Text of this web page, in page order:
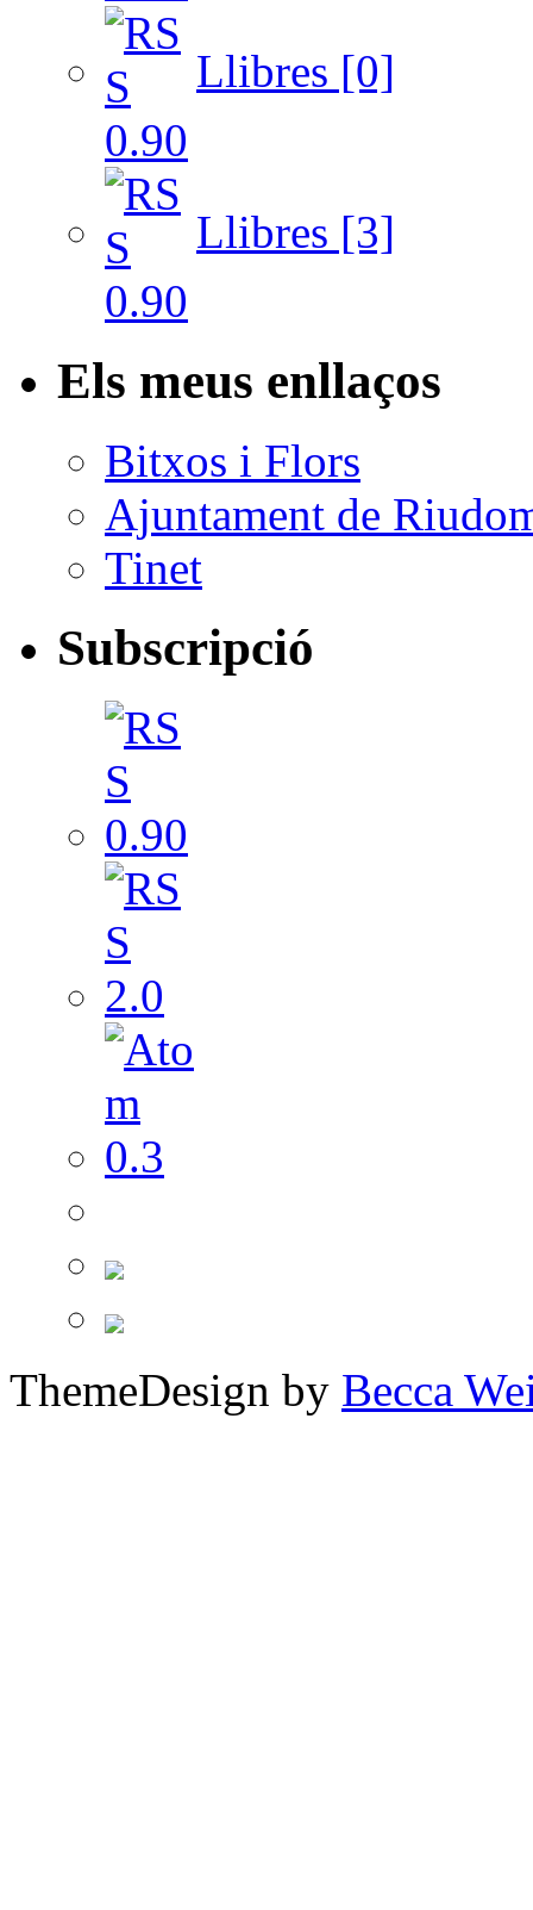
Llibres [0]
Llibres [3]
Els meus enllaços
Bitxos i Flors
Ajuntament de
Tinet
Subscripció
ThemeDesign by Becca